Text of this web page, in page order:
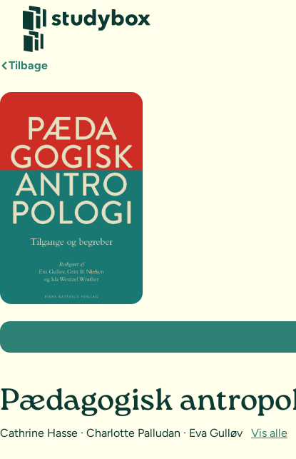
Tilbage
Pædagogisk
Cathrine Hasse · Charlotte Palludan · Eva Gulløv Vis alle